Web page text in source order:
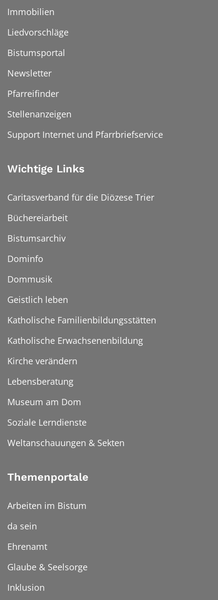
Immobilien
Liedvorschläge
Bistumsportal
Newsletter
Pfarreifinder
Stellenanzeigen
Support Internet und Pfarrbriefservice
Wichtige Links
Caritasverband für die Diözese Trier
Büchereiarbeit
Bistumsarchiv
Dominfo
Dommusik
Geistlich leben
Katholische Familienbildungsstätten
Katholische Erwachsenenbildung
Kirche verändern
Lebensberatung
Museum am Dom
Soziale Lerndienste
Weltanschauungen & Sekten
Themenportale
Arbeiten im Bistum
da sein
Ehrenamt
Glaube & Seelsorge
Inklusion